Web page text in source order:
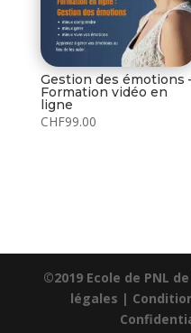
Gestion des émotions
Formation vidéo en
ligne
CHF99.00
©2019 Ecole de PNL
légales |